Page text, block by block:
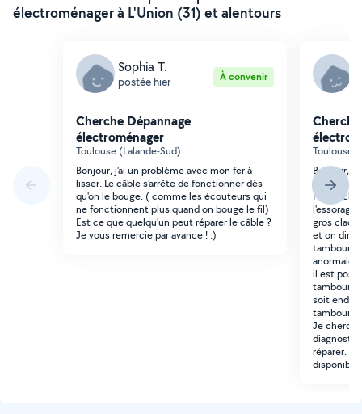
électroménager à L'Union (31) et alentours
Sophia T.
postée hier À convenir
Cherche Dépannage
électroménager
Toulouse (Lalande-Sud)
Bonjour, j'ai un problème avec mon fer à
lisser. Le câble s'arrête de fonctionner dès
qu'on le bouge. ( comme les écouteurs qui
ne fonctionnent plus quand on bouge le fil)
Est ce que quelqu'un peut réparer le câble ?
Je vous remercie par avance ! :)
Toulouse
Bonjour,
connaît en
Ma
l'essorage
gros
et on
tambour
il est
tambour
soit
tambour
Je
réparer.